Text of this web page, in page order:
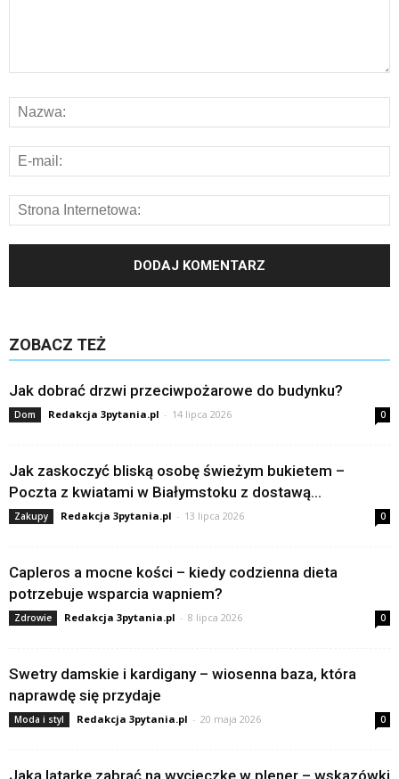
ZOBACZ TEŻ
Jak dobrać drzwi przeciwpożarowe do budynku?
Dom Redakcja 3pytania.pl - 14 lipca 2026 0
Jak zaskoczyć bliską osobę świeżym bukietem –
Poczta z kwiatami w Białymstoku z dostawą...
Zakupy Redakcja 3pytania.pl - 13 lipca 2026 0
Capleros a mocne kości – kiedy codzienna dieta
potrzebuje wsparcia wapniem?
Zdrowie Redakcja 3pytania.pl - 8 lipca 2026 0
Swetry damskie i kardigany – wiosenna baza, która
naprawdę się przydaje
Moda i styl Redakcja 3pytania.pl - 20 maja 2026 0
Jaką latarkę zabrać na wycieczkę w plener – wskazówki